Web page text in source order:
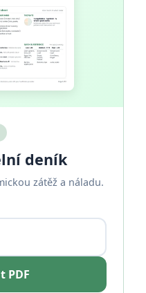
deník
zátěž a náladu.
PDF